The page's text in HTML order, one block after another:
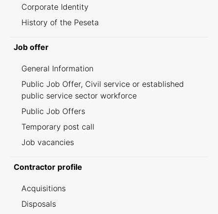
Corporate Identity
History of the Peseta
Job offer
General Information
Public Job Offer, Civil service or established
public service sector workforce
Public Job Offers
Temporary post call
Job vacancies
Contractor profile
Acquisitions
Disposals